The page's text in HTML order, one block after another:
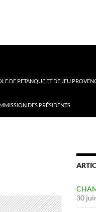
DE PETANQUE ET DE JEU
DES PRÉSIDENTS
30